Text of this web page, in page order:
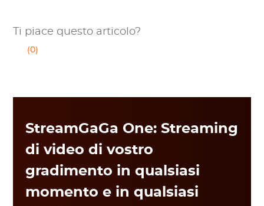
Ti piace questo articolo?
(0)
StreamGaGa One: Streaming
di video di vostro
gradimento in qualsiasi
momento e in qualsiasi